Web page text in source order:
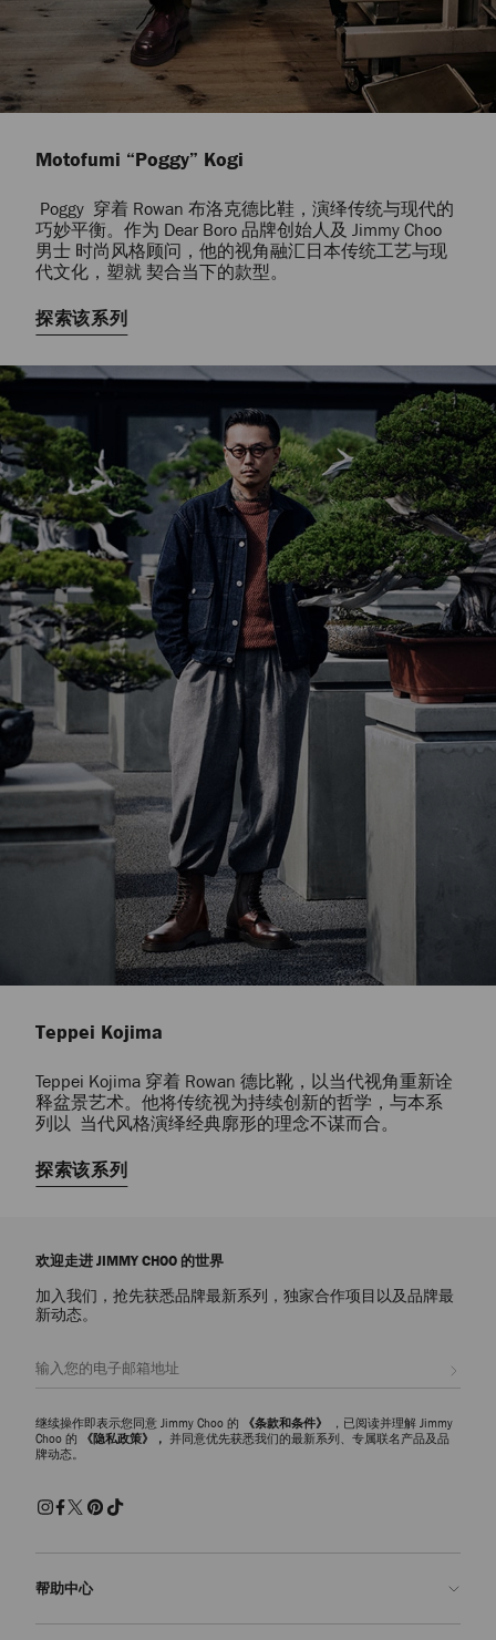
Motofumi “Poggy” Kogi
Poggy 穿着 Rowan 布洛克德比鞋，演绎传统与现代的
巧妙平衡。作为 Dear Boro 品牌创始人及 Jimmy Choo
男士 时尚风格顾问，他的视角融汇日本传统工艺与现
代文化，塑就 契合当下的款型。
探索该系列
Teppei Kojima
Teppei Kojima 穿着 Rowan 德比靴，以当代视角重新诠
释盆景艺术。他将传统视为持续创新的哲学，与本系
列以 当代风格演绎经典廓形的理念不谋而合。
探索该系列
欢迎走进 JIMMY CHOO 的世界
加入我们，抢先获悉品牌最新系列，独家合作项目以及品牌最
新动态。
继续操作即表示您同意 Jimmy Choo 的 《条款和条件》
，已阅读并理解 Jimmy
Choo 的
《隐私政策》， 并同意优先获悉我们的最新系列、专属联名产品及品
牌动态。
帮助中心